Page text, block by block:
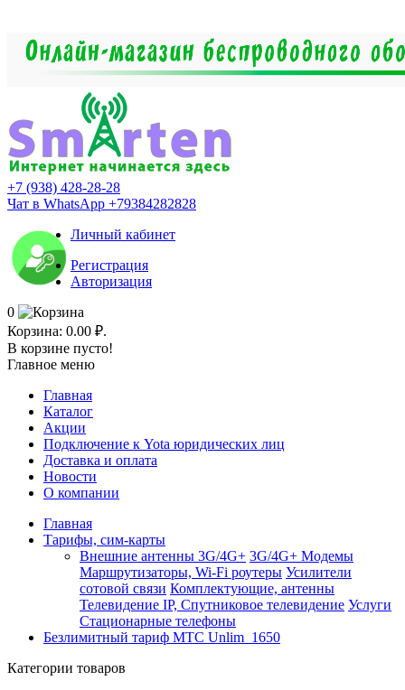
+7 (938) 428-28-28
Чат в WhatsApp +79384282828
Личный кабинет
Регистрация
Авторизация
0
Корзина: 0.00 ₽.
В корзине пусто!
Главное меню
Главная
Каталог
Акции
Подключение к Yota юридических лиц
Доставка и оплата
Новости
О компании
Главная
Тарифы, сим-карты
Внешние антенны 3G/4G+ 3G/4G+ Модемы
Маршрутизаторы, Wi-Fi роутеры Усилители
сотовой связи Комплектующие, антенны
Телевидение IP, Спутниковое телевидение Услуги
Стационарные телефоны
Безлимитный тариф МТС Unlim_1650
Категории товаров